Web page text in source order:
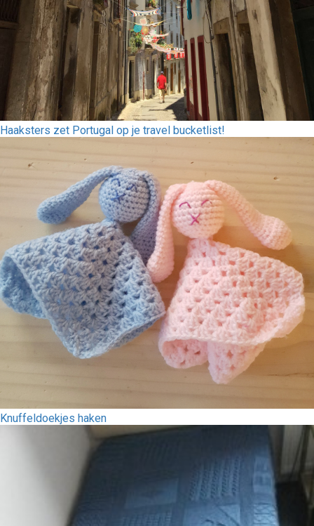
Haaksters zet Portugal op je travel bucketlist!
Knuffeldoekjes haken